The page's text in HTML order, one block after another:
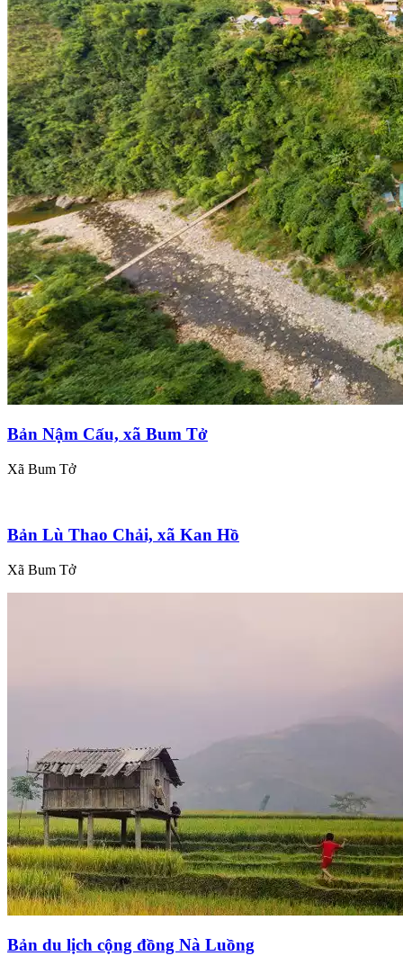
Bản Nậm Cấu, xã Bum Tở
Xã Bum Tở
Bản Lù Thao Chải, xã Kan Hồ
Xã Bum Tở
Bản du lịch cộng đồng Nà Luồng